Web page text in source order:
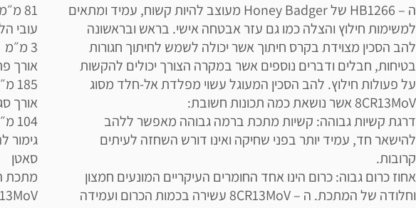
ה – HB1266 של Honey Badger מעוצב להיות קשוח, עמיד ומתאים
למשימות חילוץ והצלה כמו גם עזר אבטחה אישי. בראש ובראשונה
להב הסכין מצוידת בקרס חיתוך אשר יכולה לשמש לחיתוך חגורות
בטיחות, חבלים ודברים נוספים אשר במקרה הצורך יכולים להקשות
על פעולות חילוץ. להב הסכין המעוגל עשוי מפלדת אל-חלד מסוג
8CR13MoV אשר נושאת כמה תכונות חשובת:
דרגת קשיות גבוהה: קשיות מתכת ברמה גבוהה מאפשר ללהב
להישאר חד, עמיד יותר בפני שחיקה ואינו דורש השחזה לעיתים
קרובות.
אחוז כרום גבוה: כרום הינו אחד החומרים העיקריים המונעים חמצון
וחלודה של המתכת. ה – 8CR13MoV עשירה בכמות הכרום ועמידה